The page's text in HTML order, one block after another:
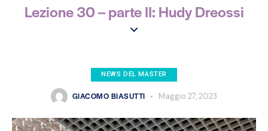
Lezione 30 – parte II: Hudy Dreossi
NEWS DEL MASTER
GIACOMO BIASUTTI Maggio 27, 2023